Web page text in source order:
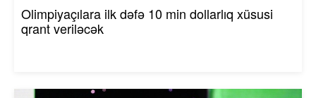
Olimpiyaçılara ilk dəfə 10 min dollarlıq xüsusi
qrant veriləcək